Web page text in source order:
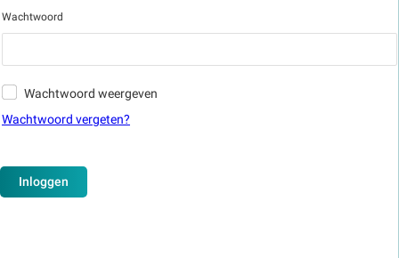
Wachtwoord
Wachtwoord weergeven
Wachtwoord vergeten?
Inloggen
Zoeken